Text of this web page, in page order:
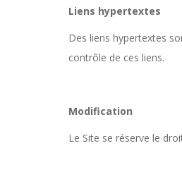
Liens hypertextes
Des liens hypertextes
contrôle de ces liens.
Modification
Le Site se réserve le